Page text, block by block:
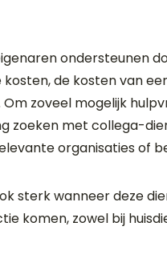
ondersteunen
de kosten van
zoveel mogelijk
zoeken met collega-
organisaties of
sterk wanneer deze
komen, zowel bij